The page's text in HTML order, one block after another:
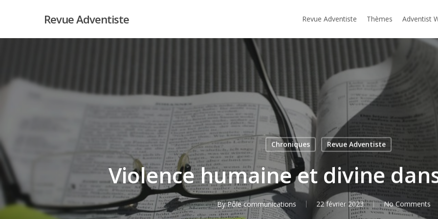
Revue Adventiste Revue Adventiste Thèmes Adventist
Chroniques Revue Adventiste
Violence humaine et divine
By Pôle communications 22 février 2023 No Comments